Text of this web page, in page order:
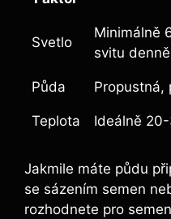
Svetlo
Minimálně
svitu denně
Půda Propustná,
Teplota Ideálně
Jakmile máte půdu
se sázením semen
rozhodnete pro